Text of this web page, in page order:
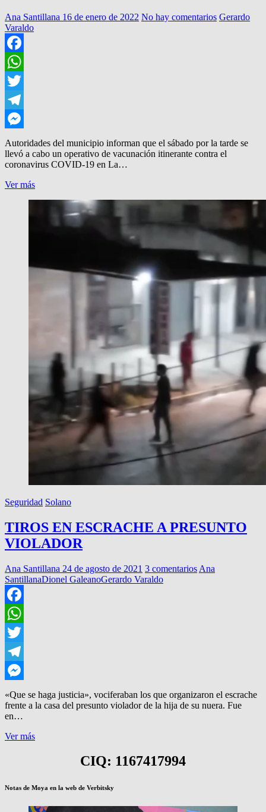
Ana Santillana 16 de enero de 2022 No hay comentarios Gerardo
Varaldo
Facebook
WhatsApp
Twitter
Telegram
Messenger
Autoridades del municipio informan que el sábado por la tarde se
llevó a cabo un operativo de vacunación itinerante contra el
coronavirus COVID-19 en La…
Ver másVACUNACION
RIBERA
Seguridad Solano
TIROS EN ESCRACHE A PRESUNTO
VIOLADOR
Ana Santillana 24 de agosto de 2021 3 comentarios Ana
SantillanaDionel GaleanoGerardo Varaldo
Facebook
WhatsApp
Twitter
Telegram
Messenger
«Que se haga justicia», vociferaban los que organizaron el escrache
frente a la casa del presunto violador de la hija de su nuera. Fue
en…
Ver másTIROS
ESCRACHE
VIOLADOR
CIQ: 1167417994
Notas de Moya en la web de Verbitsky